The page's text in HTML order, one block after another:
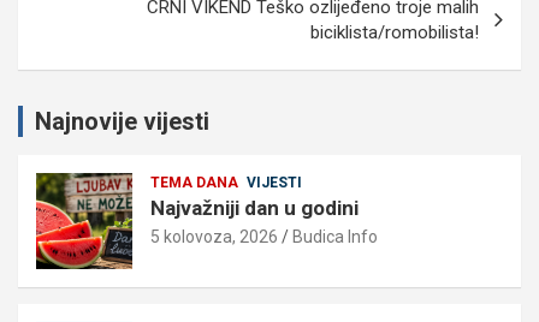
CRNI VIKEND Teško ozlijeđeno troje malih
biciklista/romobilista!
Najnovije vijesti
TEMA DANA VIJESTI
Najvažniji dan u godini
5 kolovoza, 2026 Budica Info